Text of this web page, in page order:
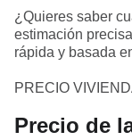
¿Quieres saber
estimación
rápida y basada
PRECIO
Precio de